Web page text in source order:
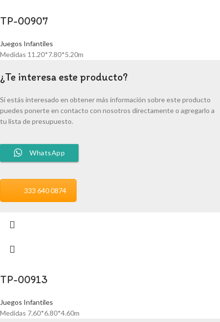
TP-00907
Juegos Infantiles
Medidas 11.20*7.80*5.20m
¿Te interesa este producto?
Si estás interesado en obtener más información sobre este producto
puedes ponerte en contacto con nosotros directamente o agregarlo a
tu lista de presupuesto.
WhatsApp
333 640 0874
TP-00913
Juegos Infantiles
Medidas 7.60*6.80*4.60m